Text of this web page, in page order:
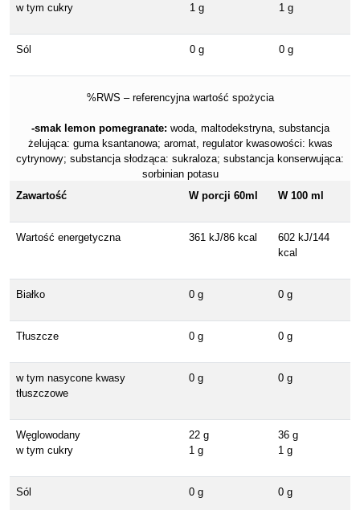
w tym cukry 1 g 1 g
Sól 0 g 0 g
%RWS – referencyjna wartość spożycia
-smak lemon pomegranate: woda, maltodekstryna, substancja
żelująca: guma ksantanowa; aromat, regulator kwasowości: kwas
cytrynowy; substancja słodząca: sukraloza; substancja konserwująca:
sorbinian potasu
Zawartość
W porcji 60ml W 100 ml
Wartość energetyczna 361 kJ/86 kcal
602 kJ/144
kcal
Białko 0 g 0 g
Tłuszcze 0 g 0 g
w tym nasycone kwasy
tłuszczowe
0 g 0 g
Węglowodany
w tym cukry
22 g
1 g
36 g
1 g
Sól 0 g 0 g